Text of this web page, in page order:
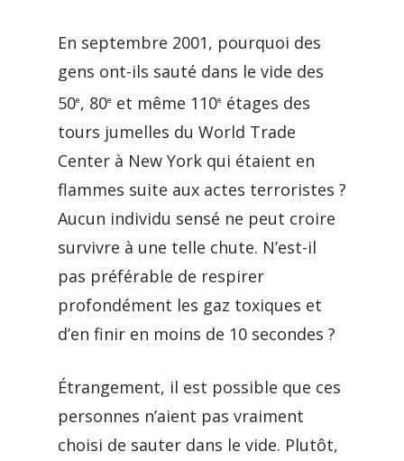
En septembre 2001, pourquoi des
gens ont-ils sauté dans le vide des
50e, 80e et même 110e étages des
tours jumelles du World Trade
Center à New York qui étaient en
flammes suite aux actes terroristes ?
Aucun individu sensé ne peut croire
survivre à une telle chute. N’est-il
pas préférable de respirer
profondément les gaz toxiques et
d’en finir en moins de 10 secondes ?
Étrangement, il est possible que ces
personnes n’aient pas vraiment
choisi de sauter dans le vide. Plutôt,